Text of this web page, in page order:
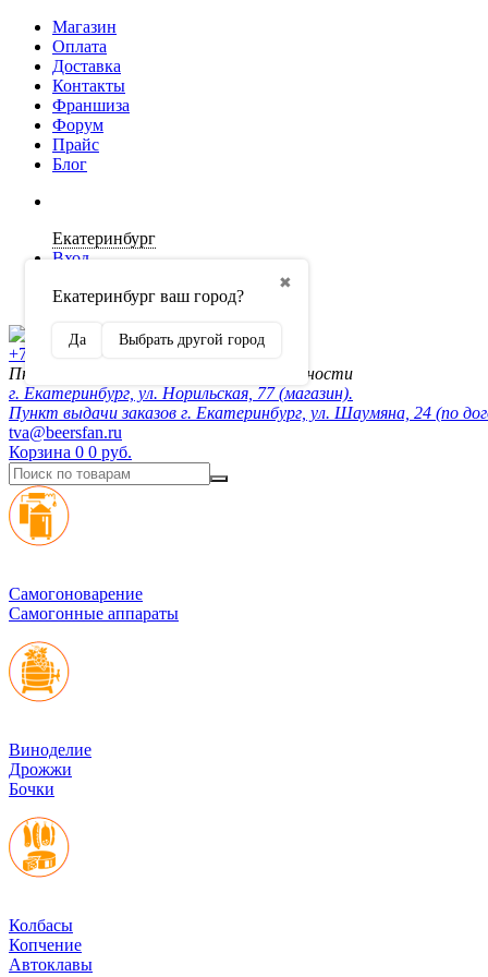
Магазин
Оплата
Доставка
Контакты
Франшиза
Форум
Прайс
Блог
Екатеринбург
✖
Екатеринбург ваш город?
Да Выбрать другой город
Вход
Регистрация
+7 (902) 872-54-70
Пн-Пт 10:00-20:00, сб-вск по договорённости
г. Екатеринбург, ул. Норильская, 77 (магазин).
Пункт выдачи заказов г. Екатеринбург, ул. Шаумяна, 24 (по
tva@beersfan.ru
Корзина 0 0 руб.
Cамогоноварение
Самогонные аппараты
Виноделие
Дрожжи
Бочки
Колбасы
Копчение
Автоклавы